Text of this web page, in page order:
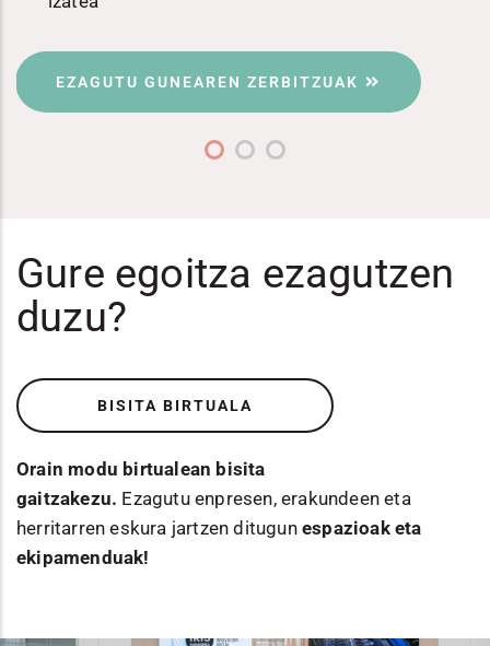
EZAGUTU GUNEAREN ZERBITZUAK
Gure egoitza ezagutzen
duzu?
BISITA BIRTUALA
Orain modu birtualean bisita
gaitzakezu. Ezagutu enpresen, erakundeen eta
herritarren eskura jartzen ditugun espazioak eta
ekipamenduak!